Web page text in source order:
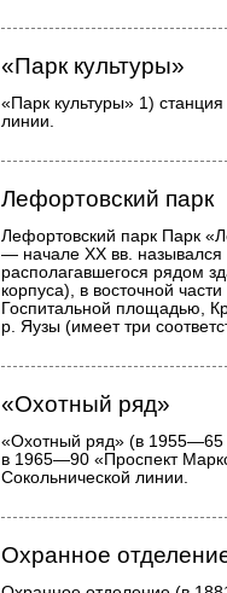
«Парк культуры»
«Парк культуры» 1)
линии.
Лефортовский парк
Лефортовский парк Парк
— начале XX вв.
располагавшегося рядом
корпуса), в восточной
Госпитальной площадью,
р. Яузы (имеет три
«Охотный ряд»
«Охотный ряд» (в
в 1965—90 «Проспект
Сокольнической линии.
Охранное